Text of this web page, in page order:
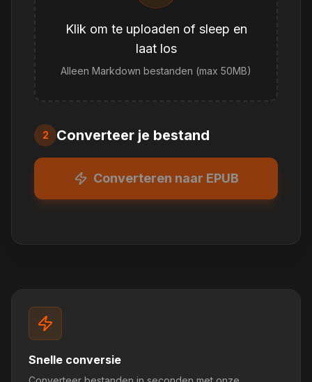
Klik om te uploaden of sleep en
laat los
Alleen Markdown bestanden (max 50MB)
2 Converteer je bestand
Converteren naar EPUB
Snelle conversie